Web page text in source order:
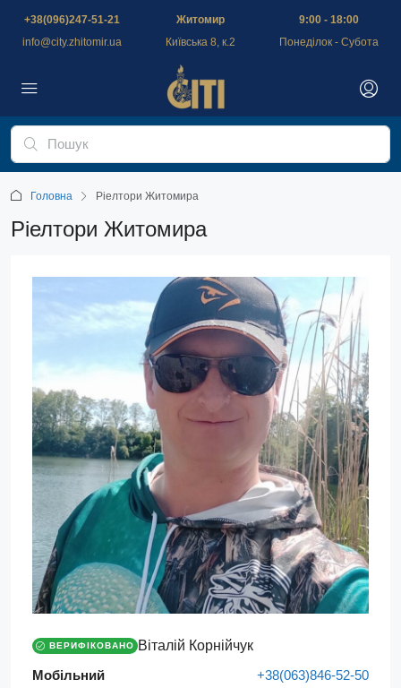
+38(096)247-51-21
info@city.zhitomir.ua
Житомир
Київська 8, к.2
9:00 - 18:00
Понеділок - Субота
Головна Ріелтори Житомира
Ріелтори Житомира
ВЕРИФІКОВАНО
Віталій Корнійчук
Мобільний
+38(063)846-52-50